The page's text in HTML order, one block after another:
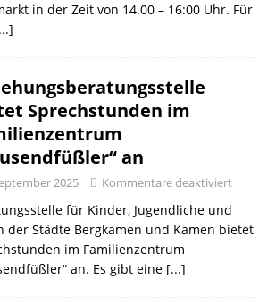
in der Zeit von 14.00 – 16:00 Uhr. Für
Sprechstunden im
an
2025 Kommentare deaktiviert
für Kinder, Jugendliche und
der Städte Bergkamen und Kamen bietet
im Familienzentrum
an. Es gibt eine [...]